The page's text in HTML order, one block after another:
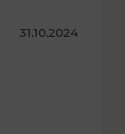
31.10.2024